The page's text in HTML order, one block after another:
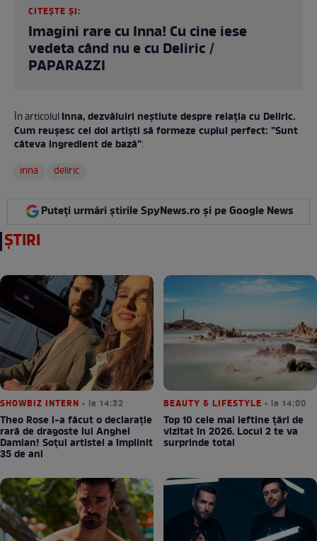
CITEȘTE ȘI:
Imagini rare cu Inna! Cu cine iese
vedeta când nu e cu Deliric /
PAPARAZZI
În articolulInna, dezvăluiri neștiute despre relația cu Deliric.
Cum reușesc cei doi artiști să formeze cuplul perfect: ”Sunt
câteva ingredient de bază”:
inna
deliric
Puteți urmări știrile SpyNews.ro și pe Google News
ȘTIRI
SHOWBIZ INTERN • la 14:32
Theo Rose i-a făcut o declarație
rară de dragoste lui Anghel
Damian! Soțul artistei a împlinit
35 de ani
BEAUTY & LIFESTYLE • la 14:00
Top 10 cele mai ieftine țări de
vizitat în 2026. Locul 2 te va
surprinde total